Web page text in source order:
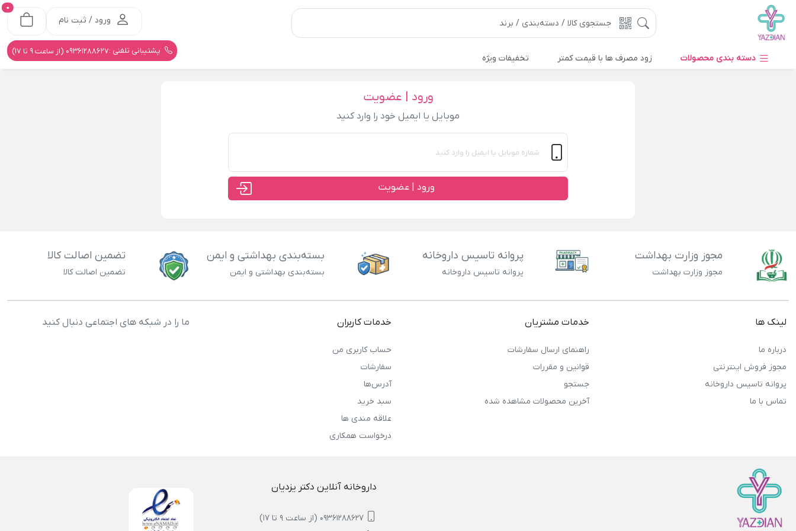
ورود / ثبت نام
0
پشتیبانی تلفنی :09361288627 (از ساعت 9 تا 17)
دسته بندی محصولات زود مصرف ها با قیمت کمتر تخفیفات ویژه
ورود | عضویت
موبایل یا ایمیل خود را وارد کنید
ورود | عضویت
مجوز وزارت بهداشت
مجوز وزارت بهداشت
پروانه تاسیس داروخانه
پروانه تاسیس داروخانه
بسته‌بندی بهداشتی و ایمن
بسته‌بندی بهداشتی و ایمن
تضمین اصالت کالا
تضمین اصالت کالا
لینک ها
درباره ما
مجوز فروش اینترنتی
پروانه تاسیس داروخانه
تماس با ما
خدمات مشتریان
راهنمای ارسال سفارشات
قوانین و مقررات
جستجو
آخرین محصولات مشاهده شده
خدمات کاربران
حساب کاربری من
سفارشات
آدرس‌ها
سبد خرید
علاقه مندی ها
درخواست همکاری
ما را در شبکه های اجتماعی دنبال کنید
داروخانه آنلاین دکتر یزدیان
09361288627 (از ساعت 9 تا 17)